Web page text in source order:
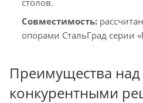
Совместимость:
опорами СтальГрад серии
Преимущества
конкурентными